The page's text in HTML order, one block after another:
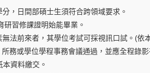
，日間部碩士生須符合跨領域要求。
習修課證明始能畢業。
法前來者，其學位考試可採視訊口試。(依
務或學位學程事務會議通過，並應全程錄
資料繳交。